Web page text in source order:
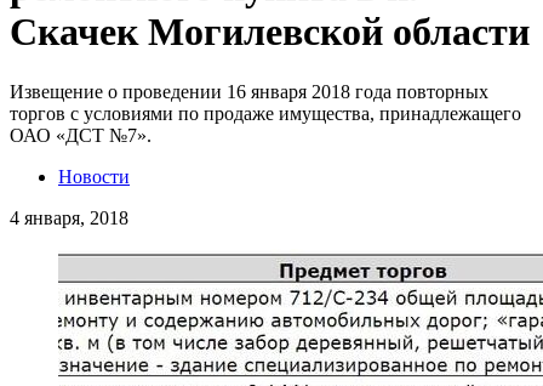
Скачек Могилевской области
Извещение о проведении 16 января 2018 года повторных
торгов с условиями по продаже имущества, принадлежащего
ОАО «ДСТ №7».
Новости
4 января, 2018